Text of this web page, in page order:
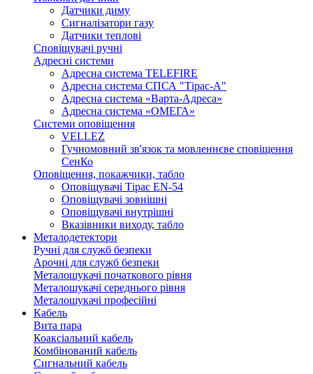
Датчики диму
Сигналізатори газу
Датчики теплові
Сповіщувачі ручні
Адресні системи
Адресна система TELEFIRE
Адресна система СПСА "Тірас-А"
Адресна система «Варта-Адреса»
Адресна система «ОМЕГА»
Системи оповіщення
VELLEZ
Гучномовний зв'язок та мовленнєве сповіщення
СенКо
Оповіщення, покажчики, табло
Оповіщувачі Тірас EN-54
Оповіщувачі зовнішні
Оповіщувачі внутрішні
Вказівники виходу, табло
Металодетектори
Ручні для служб безпеки
Арочні для служб безпеки
Металошукачі початкового рівня
Металошукачі середнього рівня
Металошукачі професійні
Кабель
Вита пара
Коаксіальний кабель
Комбінований кабель
Сигнальний кабель